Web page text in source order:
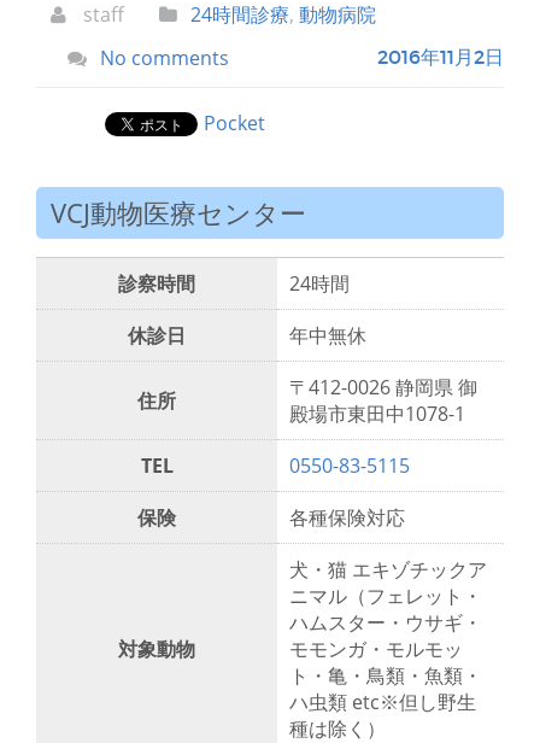
staff 24時間診療, 動物病院
No comments
2016年11月2日
Pocket
VCJ動物医療センター
診察時間
24時間
休診日
年中無休
住所
〒412-0026 静岡県 御
殿場市東田中1078-1
TEL
0550-83-5115
保険
各種保険対応
対象動物
犬・猫 エキゾチックア
ニマル（フェレット・
ハムスター・ウサギ・
モモンガ・モルモッ
ト・亀・鳥類・魚類・
ハ虫類 etc※但し野生
種は除く）